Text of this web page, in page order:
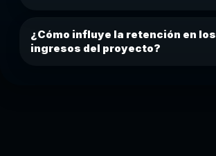
¿Cómo influye la retención en los
ingresos del proyecto?